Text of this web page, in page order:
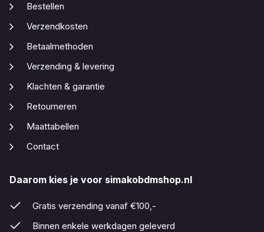
Bestellen
Verzendkosten
Betaalmethoden
Verzending & levering
Klachten & garantie
Retourneren
Maattabellen
Contact
Daarom kies je voor simakobdmshop.nl
Gratis verzending vanaf €100,-
Binnen enkele werkdagen geleverd